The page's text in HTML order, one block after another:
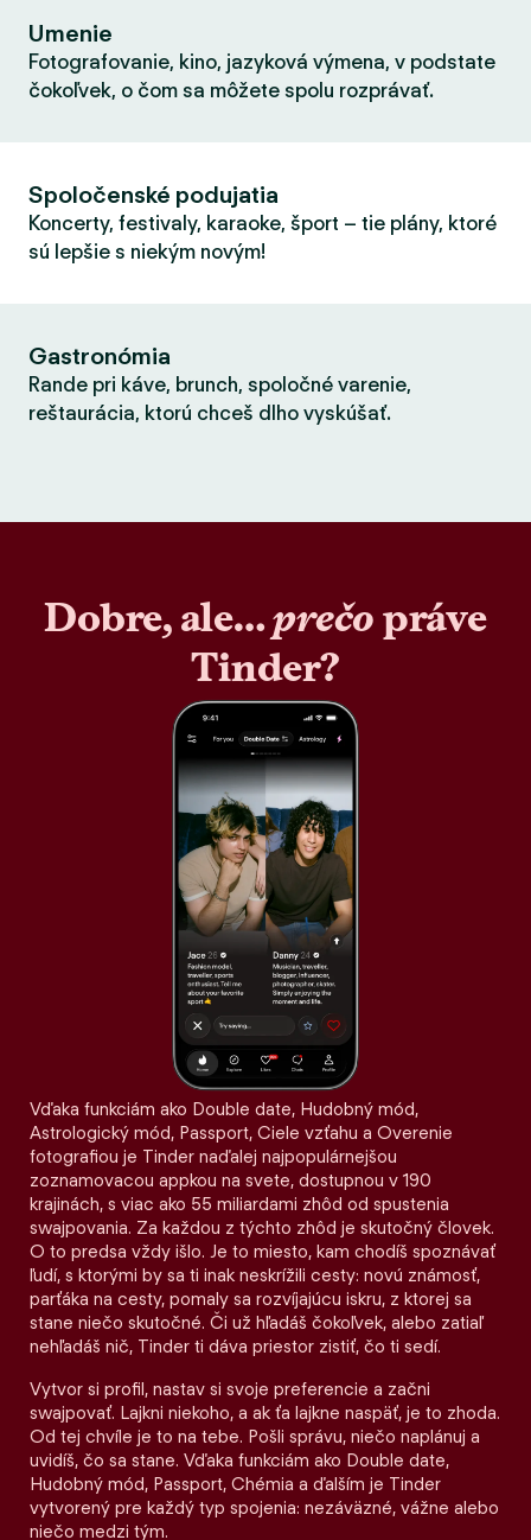
Umenie
Fotografovanie, kino, jazyková výmena, v podstate
čokoľvek, o čom sa môžete spolu rozprávať.
Spoločenské podujatia
Koncerty, festivaly, karaoke, šport – tie plány, ktoré
sú lepšie s niekým novým!
Gastronómia
Rande pri káve, brunch, spoločné varenie,
reštaurácia, ktorú chceš dlho vyskúšať.
Dobre, ale…prečopráve
Tinder?
Vďaka funkciám ako Double date, Hudobný mód,
Astrologický mód, Passport, Ciele vzťahu a Overenie
fotografiou je Tinder naďalej najpopulárnejšou
zoznamovacou appkou na svete, dostupnou v 190
krajinách, s viac ako 55 miliardami zhôd od spustenia
swajpovania. Za každou z týchto zhôd je skutočný človek.
O to predsa vždy išlo. Je to miesto, kam chodíš spoznávať
ľudí, s ktorými by sa ti inak neskrížili cesty: novú známosť,
parťáka na cesty, pomaly sa rozvíjajúcu iskru, z ktorej sa
stane niečo skutočné. Či už hľadáš čokoľvek, alebo zatiaľ
nehľadáš nič, Tinder ti dáva priestor zistiť, čo ti sedí.
Vytvor si profil, nastav si svoje preferencie a začni
swajpovať. Lajkni niekoho, a ak ťa lajkne naspäť, je to zhoda.
Od tej chvíle je to na tebe. Pošli správu, niečo naplánuj a
uvidíš, čo sa stane. Vďaka funkciám ako Double date,
Hudobný mód, Passport, Chémia a ďalším je Tinder
vytvorený pre každý typ spojenia: nezáväzné, vážne alebo
niečo medzi tým.